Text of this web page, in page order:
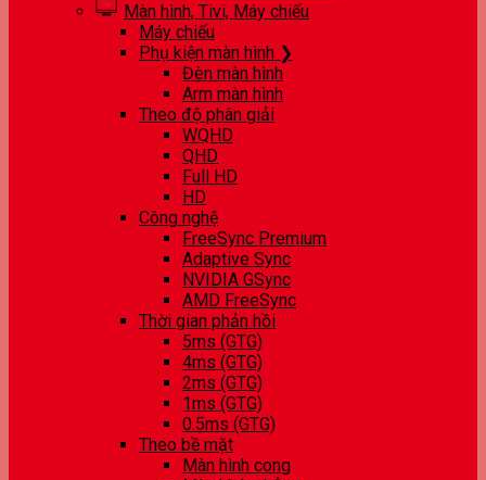
Màn hình, Tivi, Máy chiếu
Máy chiếu
Phụ kiện màn hình ❯
Đèn màn hình
Arm màn hình
Theo độ phân giải
WQHD
QHD
Full HD
HD
Công nghệ
FreeSync Premium
Adaptive Sync
NVIDIA GSync
AMD FreeSync
Thời gian phản hồi
5ms (GTG)
4ms (GTG)
2ms (GTG)
1ms (GTG)
0.5ms (GTG)
Theo bề mặt
Màn hình cong